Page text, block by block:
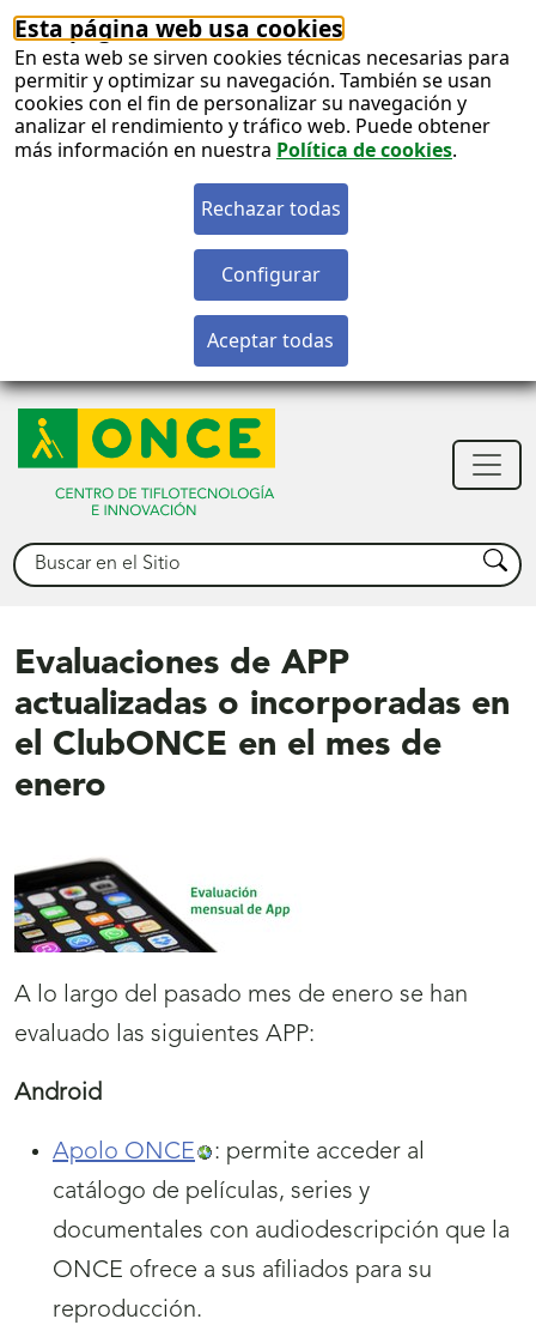
Esta página web usa cookies
En esta web se sirven cookies técnicas necesarias para
permitir y optimizar su navegación. También se usan
cookies con el fin de personalizar su navegación y
analizar el rendimiento y tráfico web. Puede obtener
más información en nuestra Política de cookies.
Buscar Buscar
Evaluaciones de APP
actualizadas o incorporadas en
el ClubONCE en el mes de
enero
A lo largo del pasado mes de enero se han
evaluado las siguientes APP:
Android
Apolo ONCE
: permite acceder al
catálogo de películas, series y
documentales con audiodescripción que la
ONCE ofrece a sus afiliados para su
reproducción.